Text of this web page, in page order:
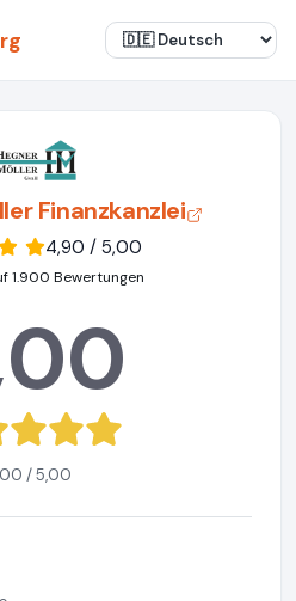
Finanzkanzlei
4,90 / 5,00
1.900 Bewertungen
/ 5,00